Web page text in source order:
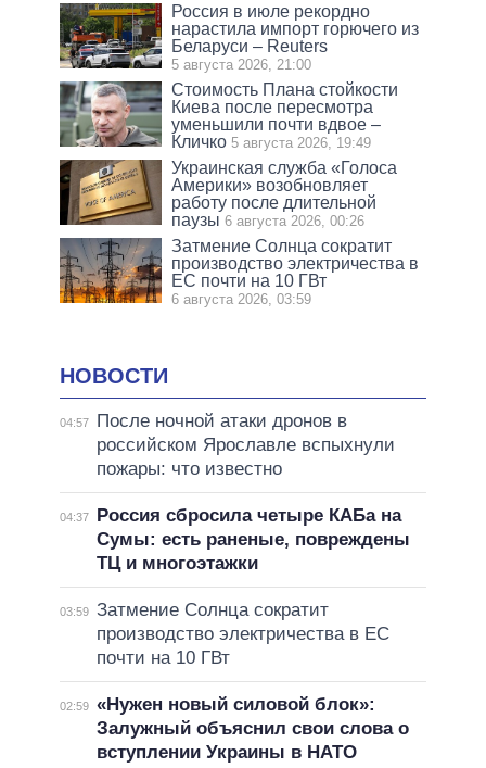
Россия в июле рекордно
нарастила импорт горючего из
Беларуси – Reuters
5 августа 2026, 21:00
Стоимость Плана стойкости
Киева после пересмотра
уменьшили почти вдвое –
Кличко 5 августа 2026, 19:49
Украинская служба «Голоса
Америки» возобновляет
работу после длительной
паузы 6 августа 2026, 00:26
Затмение Солнца сократит
производство электричества в
ЕС почти на 10 ГВт
6 августа 2026, 03:59
НОВОСТИ
04:57
После ночной атаки дронов в
российском Ярославле вспыхнули
пожары: что известно
04:37
Россия сбросила четыре КАБа на
Сумы: есть раненые, повреждены
ТЦ и многоэтажки
03:59 Затмение Солнца сократит
производство электричества в ЕС
почти на 10 ГВт
02:59 «Нужен новый силовой блок»:
Залужный объяснил свои слова о
вступлении Украины в НАТО